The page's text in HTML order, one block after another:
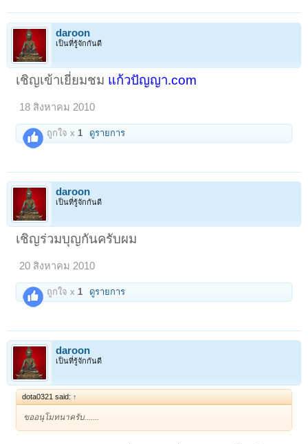
daroon
เป็นที่รู้จักกันดี
เชิญเข้าเยี่ยมชม แก้วปัญญา.com
18 สิงหาคม 2010
ถูกใจ x 1 ดูรายการ
daroon
เป็นที่รู้จักกันดี
เชิญร่วมบุญกันครับผม
20 สิงหาคม 2010
ถูกใจ x 1 ดูรายการ
daroon
เป็นที่รู้จักกันดี
dota0321 said: ↑
ขออนุโมทนาครับ.......